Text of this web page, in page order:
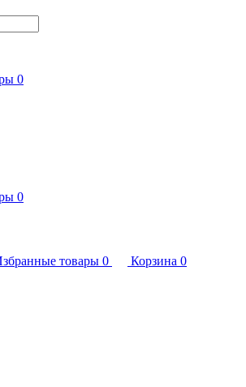
0
0
товары 0 Корзина 0